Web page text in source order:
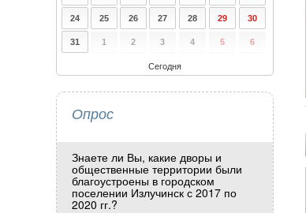
24 25 26 27 28 29 30
31 1 2 3 4 5 6
Сегодня
Опрос
Знаете ли Вы, какие дворы и
общественные территории были
благоустроены в городском
поселении Излучинск с 2017 по
2020 гг.?